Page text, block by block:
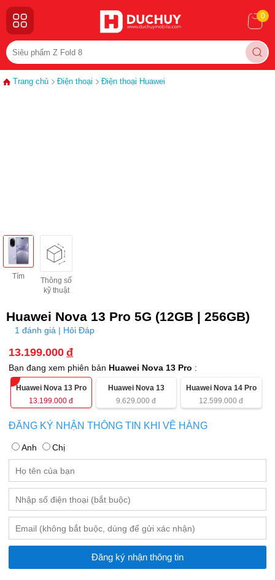
0
Trang chủ Điện thoại Điện thoại Huawei
Tím
Thông số
kỹ thuật
Huawei Nova 13 Pro 5G (12GB | 256GB)
1 đánh giá | Hỏi Đáp
13.199.000 đ
Bạn đang xem phiên bản Huawei Nova 13 Pro :
Huawei Nova 13 Pro
13.199.000 đ
Huawei Nova 13
9.629.000 đ
Huawei Nova 14 Pro
12.599.000 đ
ĐĂNG KÝ NHẬN THÔNG TIN KHI VỀ HÀNG
Anh Chị